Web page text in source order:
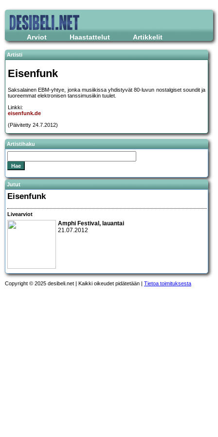
Arviot Haastattelut Artikkelit
Artisti
Eisenfunk
Saksalainen EBM-yhtye, jonka musiikissa yhdistyvät 80-luvun nostalgiset soundit ja
tuoreemmat elektronisen tanssimusiikin tuulet.
Linkki:
eisenfunk.de
(Päivitetty 24.7.2012)
Artistihaku
Jutut
Eisenfunk
Livearviot
Amphi Festival, lauantai
21.07.2012
Copyright © 2025 desibeli.net | Kaikki oikeudet pidätetään | Tietoa toimituksesta